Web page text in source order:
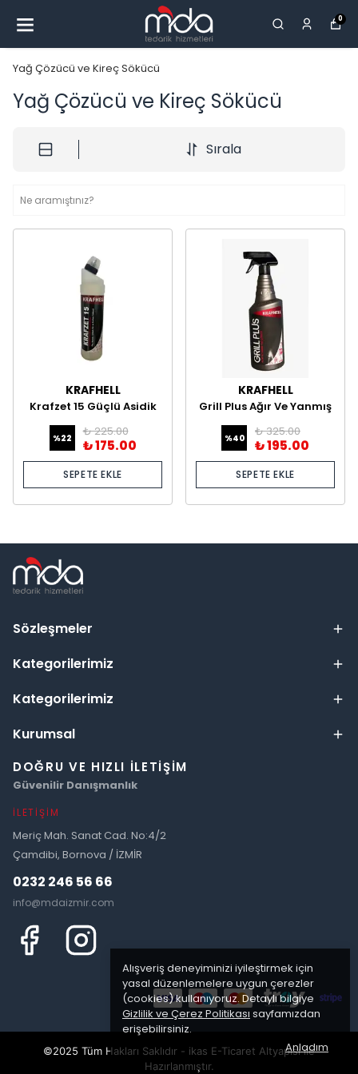
0
Alışveriş deneyiminizi iyileştirmek için
yasal düzenlemelere uygun çerezler
(cookies) kullanıyoruz. Detaylı bilgiye
Gizlilik ve Çerez Politikası sayfamızdan
erişebilirsiniz.
Anladım
Yağ Çözücü ve Kireç Sökücü
Yağ Çözücü ve Kireç Sökücü
Sırala
KRAFHELL
Krafzet 15 Güçlü Asidik
Temizlik Ürünü –
Profesyonel Kireç ve Pas
Sökücü
%22 ₺ 225.00
₺ 175.00
SEPETE EKLE
KRAFHELL
Grill Plus Ağır Ve Yanmış
Yağ Çözücü
%40 ₺ 325.00
₺ 195.00
SEPETE EKLE
Sözleşmeler
Kategorilerimiz
Kategorilerimiz
Kurumsal
DOĞRU VE HIZLI İLETIŞIM
Güvenilir Danışmanlık
İLETIŞIM
Meriç Mah. Sanat Cad. No:4/2
Çamdibi, Bornova / İZMİR
0232 246 56 66
info@mdaizmir.com
©2025 Tüm Hakları Saklıdır - ikas E-Ticaret Altyapısı ile
Hazırlanmıştır.